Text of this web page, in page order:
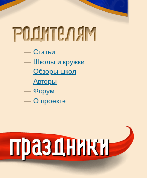
— Статьи
— Школы и кружки
— Обзоры школ
— Авторы
— Форум
— О проекте